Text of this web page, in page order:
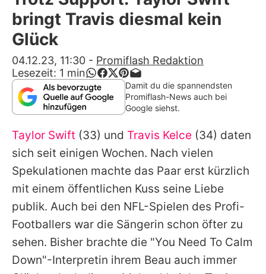
Alle Themen auf Promiflash
App runterladen
Team
Redaktionelle Richtlinien
Impressum
Datenschutzerklärung
Nutzungsbedingungen
Utiq verwalten
bringt Travis diesmal kein
Glück
04.12.23, 11:30 - Promiflash Redaktion
Lesezeit: 1 min
Damit du die spannendsten
Promiflash-News auch bei
Google siehst.
Taylor Swift (33) und Travis Kelce (34) daten
sich seit einigen Wochen. Nach vielen
Spekulationen machte das Paar erst kürzlich
mit einem öffentlichen Kuss seine Liebe
publik. Auch bei den NFL-Spielen des Profi-
Footballers war die Sängerin schon öfter zu
sehen. Bisher brachte die "You Need To Calm
Down"-Interpretin ihrem Beau auch immer